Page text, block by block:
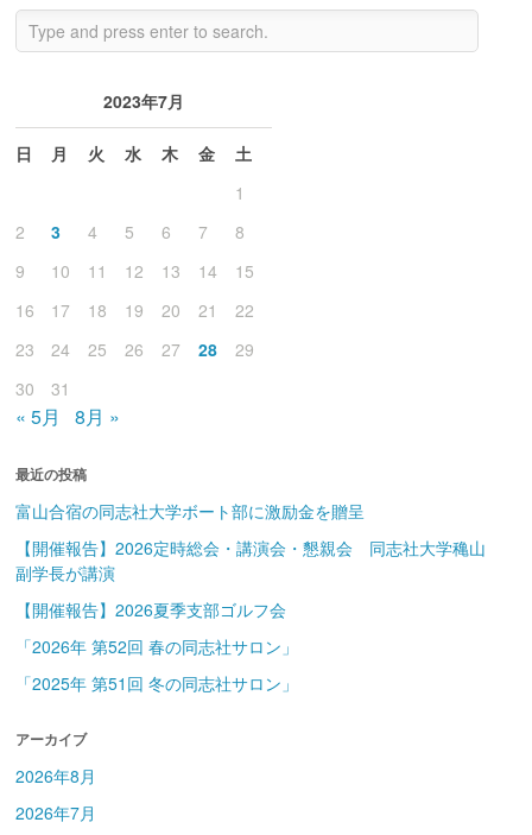
2023年7月
日 月 火 水 木 金
土
1
2
3 4 5 6 7
8
9
10 11 12 13 14
15
16
17 18 19 20 21
22
23
24 25 26 27 28
29
30
31
« 5月 8月 »
最近の投稿
富山合宿の同志社大学ボート部に激励金を贈呈
【開催報告】2026定時総会・講演会・懇親会 同志社大学穐山
副学長が講演
【開催報告】2026夏季支部ゴルフ会
「2026年 第52回 春の同志社サロン」
「2025年 第51回 冬の同志社サロン」
アーカイブ
2026年8月
2026年7月